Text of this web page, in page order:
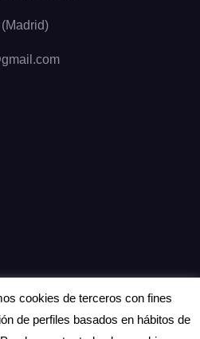
cookies de terceros con fines
de perfiles basados en hábitos de